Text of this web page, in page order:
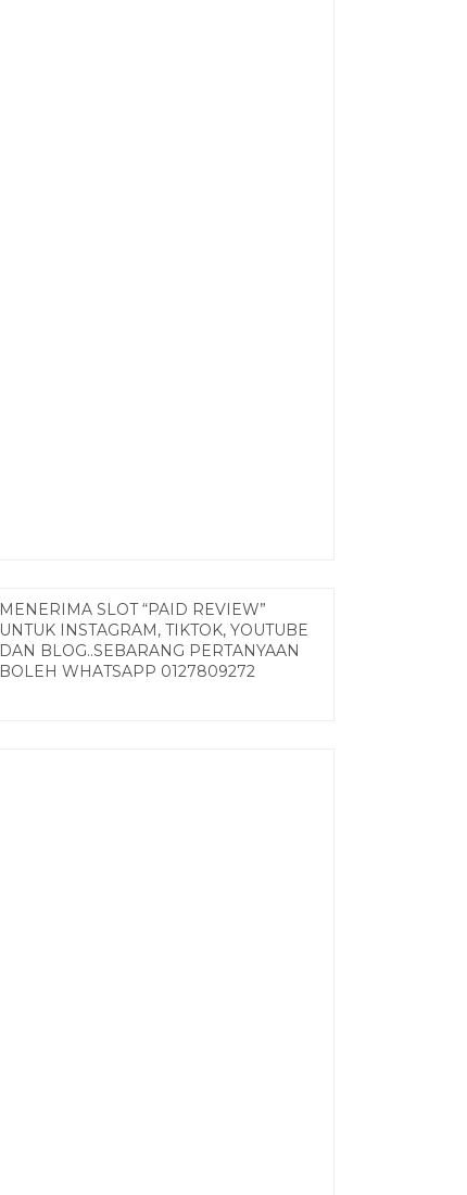
MENERIMA SLOT “PAID REVIEW”
UNTUK INSTAGRAM, TIKTOK, YOUTUBE
DAN BLOG..SEBARANG PERTANYAAN
BOLEH WHATSAPP 0127809272